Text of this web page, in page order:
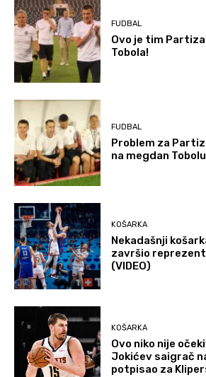
FUDBAL
Ovo je tim
Tobola!
FUDBAL
Problem za
na megdan
KOŠARKA
Nekadašnji
završio
(VIDEO)
KOŠARKA
Ovo niko nije
Jokićev saigrač
potpisao za